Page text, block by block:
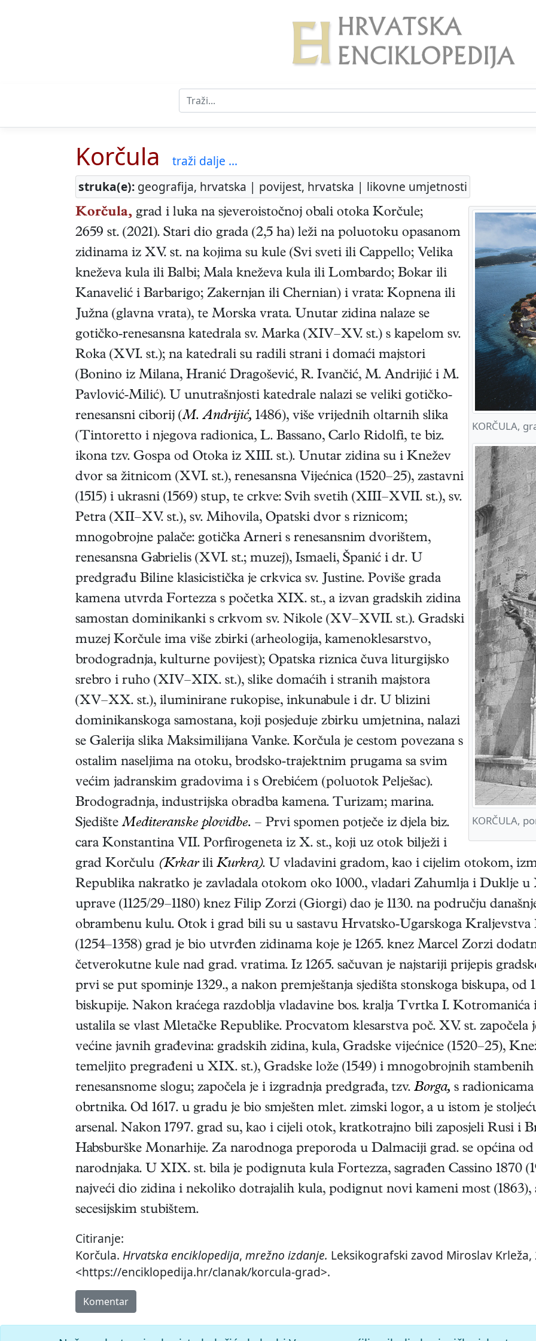
Korčula
traži dalje ...
struka(e): geografija, hrvatska | povijest, hrvatska | likovne umjetnosti
KORČULA,
KORČULA,
Korčula, grad i luka na sjeveroistočnoj obali otoka Korčule;
2659 st. (2021). Stari dio grada (2,5 ha) leži na poluotoku opasanom
zidinama iz XV. st. na kojima su kule (Svi sveti ili Cappello; Velika
kneževa kula ili Balbi; Mala kneževa kula ili Lombardo; Bokar ili
Kanavelić i Barbarigo; Zakernjan ili Chernian) i vrata: Kopnena ili
Južna (glavna vrata), te Morska vrata. Unutar zidina nalaze se
gotičko-renesansna katedrala sv. Marka (XIV–XV. st.) s kapelom sv.
Roka (XVI. st.); na katedrali su radili strani i domaći majstori
(Bonino iz Milana, Hranić Dragošević, R. Ivančić, M. Andrijić i M.
Pavlović-Milić). U unutrašnjosti katedrale nalazi se veliki gotičko-
renesansni ciborij (M. Andrijić, 1486), više vrijednih oltarnih slika
(Tintoretto i njegova radionica, L. Bassano, Carlo Ridolfi, te biz.
ikona tzv. Gospa od Otoka iz XIII. st.). Unutar zidina su i Knežev
dvor sa žitnicom (XVI. st.), renesansna Vijećnica (1520–25), zastavni
(1515) i ukrasni (1569) stup, te crkve: Svih svetih (XIII–XVII. st.), sv.
Petra (XII–XV. st.), sv. Mihovila, Opatski dvor s riznicom;
mnogobrojne palače: gotička Arneri s renesansnim dvorištem,
renesansna Gabrielis (XVI. st.; muzej), Ismaeli, Španić i dr. U
predgrađu Biline klasicistička je crkvica sv. Justine. Poviše grada
kamena utvrda Fortezza s početka XIX. st., a izvan gradskih zidina
samostan dominikanki s crkvom sv. Nikole (XV–XVII. st.). Gradski
muzej Korčule ima više zbirki (arheologija, kamenoklesarstvo,
brodogradnja, kulturne povijest); Opatska riznica čuva liturgijsko
srebro i ruho (XIV–XIX. st.), slike domaćih i stranih majstora
(XV–XX. st.), iluminirane rukopise, inkunabule i dr. U blizini
dominikanskoga samostana, koji posjeduje zbirku umjetnina, nalazi
se Galerija slika Maksimilijana Vanke. Korčula je cestom povezana s
ostalim naseljima na otoku, brodsko-trajektnim prugama sa svim
većim jadranskim gradovima i s Orebićem (poluotok Pelješac).
Brodogradnja, industrijska obradba kamena. Turizam; marina.
SjedišteMediteranske plovidbe. – Prvi spomen potječe iz djela biz.
cara Konstantina VII. Porfirogeneta iz X. st., koji uz otok bilježi i
grad Korčulu (Krkarili Kurkra). U vladavini gradom, kao i cijelim otokom,
Republika nakratko je zavladala otokom oko 1000., vladari Zahumlja i Duklje
uprave (1125/29–1180) knez Filip Zorzi (Giorgi) dao je 1130. na području
obrambenu kulu. Otok i grad bili su u sastavu Hrvatsko-Ugarskoga Kraljevstva
(1254–1358) grad je bio utvrđen zidinama koje je 1265. knez Marcel Zorzi
četverokutne kule nad grad. vratima. Iz 1265. sačuvan je najstariji prijepis
prvi se put spominje 1329., a nakon premještanja sjedišta stonskoga biskupa, od
biskupije. Nakon kraćega razdoblja vladavine bos. kralja Tvrtka I. Kotromanića
ustalila se vlast Mletačke Republike. Procvatom klesarstva poč. XV. st. započela
većine javnih građevina: gradskih zidina, kula, Gradske vijećnice (1520–25),
temeljito pregrađeni u XIX. st.), Gradske lože (1549) i mnogobrojnih
renesansnome slogu; započela je i izgradnja predgrađa, tzv. Borga, s
obrtnika. Od 1617. u gradu je bio smješten mlet. zimski logor, a u istom je
arsenal. Nakon 1797. grad su, kao i cijeli otok, kratkotrajno bili zaposjeli Rusi i
Habsburške Monarhije. Za narodnoga preporoda u Dalmaciji grad. se općina od
narodnjaka. U XIX. st. bila je podignuta kula Fortezza, sagrađen Cassino 1870
najveći dio zidina i nekoliko dotrajalih kula, podignut novi kameni most (1863),
secesijskim stubištem.
Citiranje:
Korčula. Hrvatska enciklopedija, mrežno izdanje. Leksikografski zavod Miroslav
<https://enciklopedija.hr/clanak/korcula-grad>.
Komentar